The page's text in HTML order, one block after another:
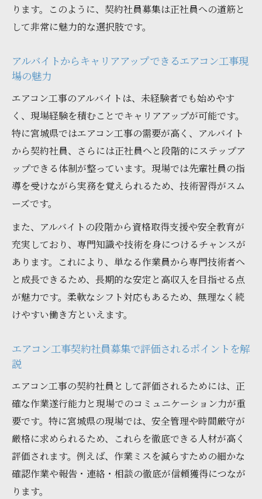
ります。このように、契約社員募集は正社員への道筋と
して非常に魅力的な選択肢です。
アルバイトからキャリアアップできるエアコン工事現
場の魅力
エアコン工事のアルバイトは、未経験者でも始めやす
く、現場経験を積むことでキャリアアップが可能です。
特に宮城県ではエアコン工事の需要が高く、アルバイト
から契約社員、さらには正社員へと段階的にステップア
ップできる体制が整っています。現場では先輩社員の指
導を受けながら実務を覚えられるため、技術習得がスム
ーズです。
また、アルバイトの段階から資格取得支援や安全教育が
充実しており、専門知識や技術を身につけるチャンスが
あります。これにより、単なる作業員から専門技術者へ
と成長できるため、長期的な安定と高収入を目指せる点
が魅力です。柔軟なシフト対応もあるため、無理なく続
けやすい働き方といえます。
エアコン工事契約社員募集で評価されるポイントを解
説
エアコン工事の契約社員として評価されるためには、正
確な作業遂行能力と現場でのコミュニケーション力が重
要です。特に宮城県の現場では、安全管理や時間厳守が
厳格に求められるため、これらを徹底できる人材が高く
評価されます。例えば、作業ミスを減らすための細かな
確認作業や報告・連絡・相談の徹底が信頼獲得につなが
ります。